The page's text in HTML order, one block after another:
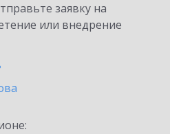
заявку на
или внедрение